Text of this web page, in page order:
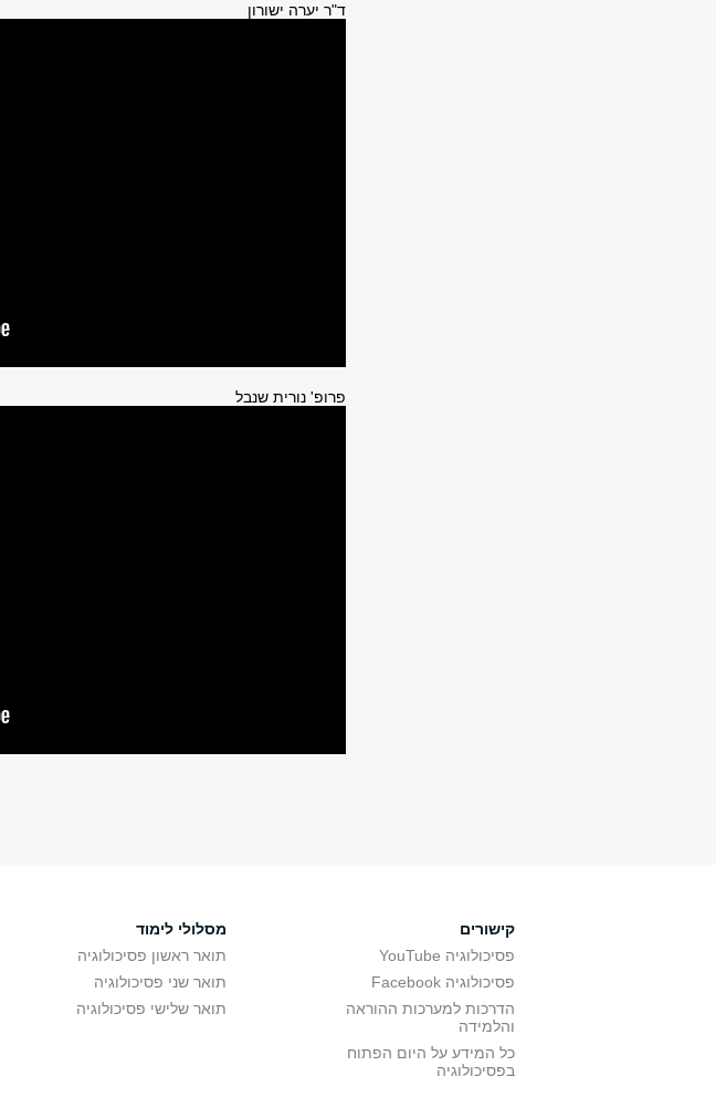
ד"ר יערה ישורון
פרופ' נורית שנבל
קישורים
פסיכולוגיה YouTube
פסיכולוגיה Facebook
הדרכות למערכות ההוראה
והלמידה
כל המידע על היום הפתוח
בפסיכולוגיה
מסלולי לימוד
תואר ראשון פסיכולוגיה
תואר שני פסיכולוגיה
תואר שלישי פסיכולוגיה